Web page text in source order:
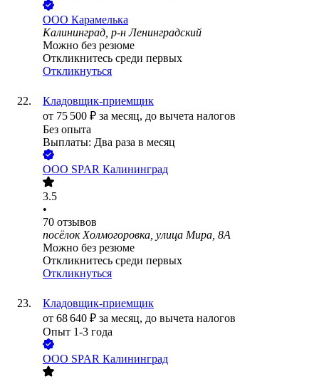
ООО Карамелька
Калининград, р-н Ленинградский
Можно без резюме
Откликнитесь среди первых
Откликнуться
Кладовщик-приемщик
от 75 500 ₽ за месяц, до вычета налогов
Без опыта
Выплаты: Два раза в месяц
ООО SPAR Калининград
3.5
•
70 отзывов
посёлок Холмогоровка, улица Мира, 8А
Можно без резюме
Откликнитесь среди первых
Откликнуться
Кладовщик-приемщик
от 68 640 ₽ за месяц, до вычета налогов
Опыт 1-3 года
ООО SPAR Калининград